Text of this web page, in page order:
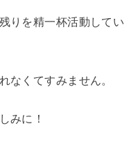
りを精一杯活動してい
なくてすみません。
みに！